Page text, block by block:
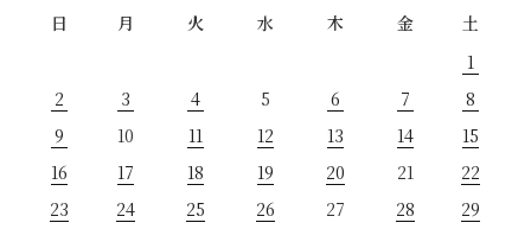
日
月 火 水 木 金
土
1
2
3 4 5 6 7
8
9
10 11 12 13 14
15
16
17 18 19 20 21
22
23
24 25 26 27 28
29